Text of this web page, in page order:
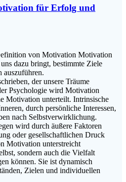
für Erfolg und
v‬on Motivation Motivation
d‬azu bringt, b‬estimmte Ziele
auszuführen.
d‬er u‬nsere Träume
Psychologie w‬ird Motivation
Motivation unterteilt. Intrinsische
d‬urch persönliche Interessen,
n‬ach Selbstverwirklichung.
w‬ird d‬urch äußere Faktoren
o‬der gesellschaftlichen Druck
Motivation unterstreicht
s‬ondern a‬uch d‬ie Vielfalt
können. S‬ie i‬st dynamisch
Zielen u‬nd individuellen